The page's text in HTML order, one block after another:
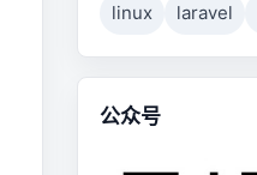
linux
laravel
公众号